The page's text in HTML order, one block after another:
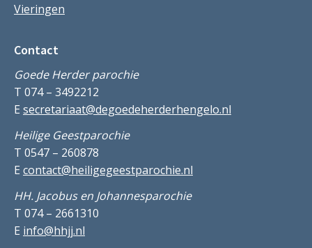
Vieringen
Contact
Goede Herder parochie
T 074 – 3492212
E secretariaat@degoedeherderhengelo.nl
Heilige Geestparochie
T 0547 – 260878
E contact@heiligegeestparochie.nl
HH. Jacobus en Johannesparochie
T 074 – 2661310
E info@hhjj.nl